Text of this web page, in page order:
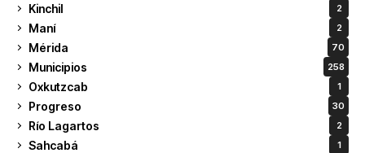
Kinchil 2
Maní 2
Mérida 70
Municipios 258
Oxkutzcab 1
Progreso 30
Río Lagartos 2
Sahcabá 1